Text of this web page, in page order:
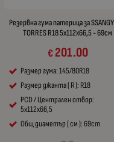
Резервна гума патерица за
TORRES R18 5x112x66,5 - 69см
201.00
€
Размер гума: 145/80R18
Размер джанта ( R ): R18
PCD / Централен отвор:
5x112x66,5
Общ диаметър ( см ): 69cm